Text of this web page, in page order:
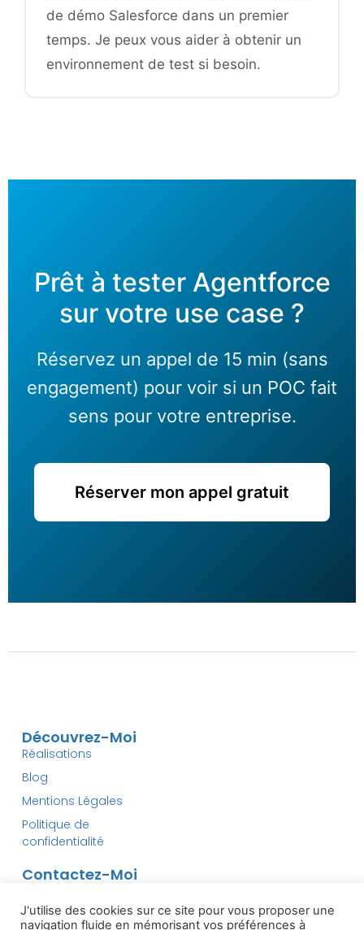
de démo Salesforce dans un premier
temps. Je peux vous aider à obtenir un
environnement de test si besoin.
Prêt à tester Agentforce
sur votre use case ?
Réservez un appel de 15 min (sans
engagement) pour voir si un POC fait
sens pour votre entreprise.
Réserver mon appel gratuit
Découvrez-Moi
Réalisations
Blog
Mentions Légales
Politique de
confidentialité
Contactez-Moi
J'utilise des cookies sur ce site pour vous proposer une
navigation fluide en mémorisant vos préférences à